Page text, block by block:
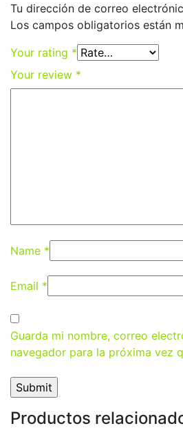
Tu dirección de correo
Los campos obligatorios están
Your rating *
Your review *
Name *
Email *
Guarda mi nombre, correo
navegador para la próxima vez
Productos